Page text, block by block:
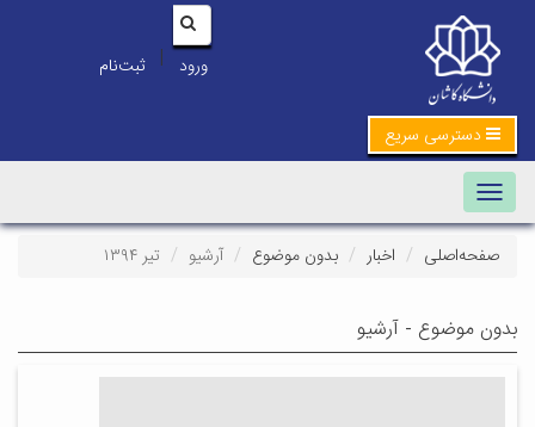
ورود | ثبت‌نام
دسترسی سریع
Toggle navigation
صفحه‌اصلی اخبار بدون موضوع آرشیو تیر ۱۳۹۴
بدون موضوع - آرشیو